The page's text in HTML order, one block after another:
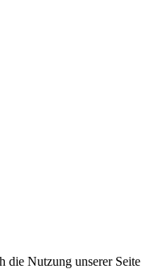
die Nutzung unserer Seite